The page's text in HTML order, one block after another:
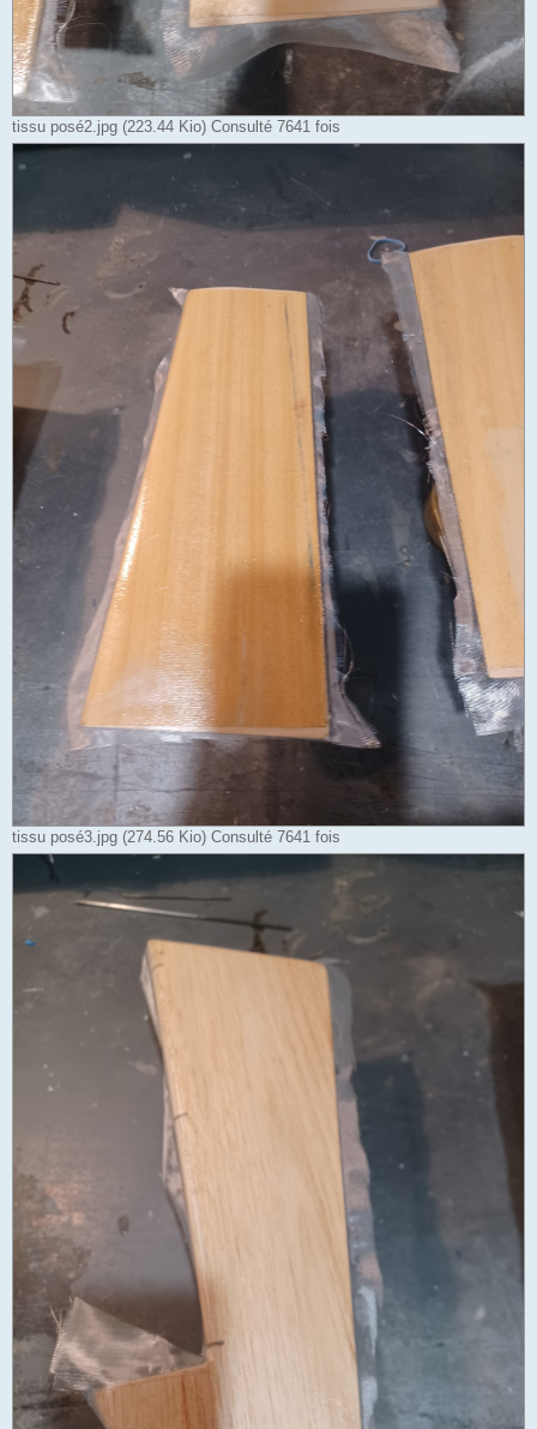
tissu posé2.jpg (223.44 Kio) Consulté 7641 fois
tissu posé3.jpg (274.56 Kio) Consulté 7641 fois